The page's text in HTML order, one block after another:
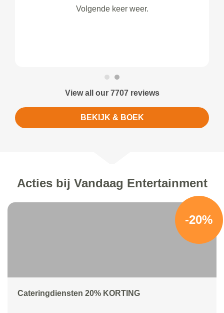
Volgende keer weer.
View all our 7707 reviews
BEKIJK & BOEK
Acties bij Vandaag Entertainment
-20%
Cateringdiensten 20% KORTING